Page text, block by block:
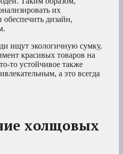
их
дизайн,
ищут экологичную сумку,
красивых товаров на
то устойчивое также
а это всегда
холщовых